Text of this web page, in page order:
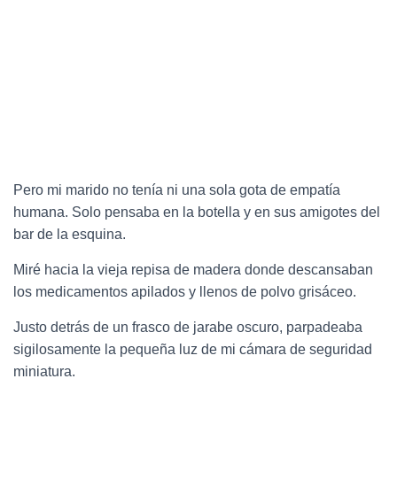
Pero mi marido no tenía ni una sola gota de empatía
humana. Solo pensaba en la botella y en sus amigotes del
bar de la esquina.
Miré hacia la vieja repisa de madera donde descansaban
los medicamentos apilados y llenos de polvo grisáceo.
Justo detrás de un frasco de jarabe oscuro, parpadeaba
sigilosamente la pequeña luz de mi cámara de seguridad
miniatura.